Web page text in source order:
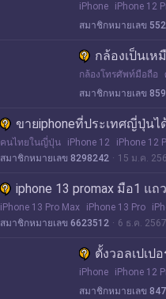
iPhone
iPhone 12
สมาชิกหมายเลข
กล้องเป็นเห
กล้องโทรศัพท์มือถือ
สมาชิกหมายเลข
ขายiphoneที่ประเทศญี่ปุ่นไ
คนไทยในญี่ปุ่น iPhone 12
iPhone 12
สมาชิกหมายเลข 8298242
15 ม.ค.
iphone 13 promax มือ1 แ
iPhone 13 Pro Max iPhone 13 Pro
สมาชิกหมายเลข 6623512
6 ธ.ค. 2567
ตั้งวอลเปเป
iPhone iPhone 12
สมาชิกหมายเลข